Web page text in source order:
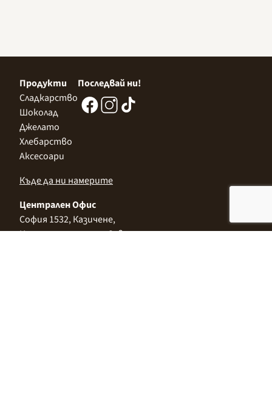
Продукти
Сладкарство
Шоколад
Джелато
Хлебарство
Аксесоари
Последвай ни!
Къде да ни намерите
Централен Офис
София 1532, Казичене,
Индустриална зона Север,